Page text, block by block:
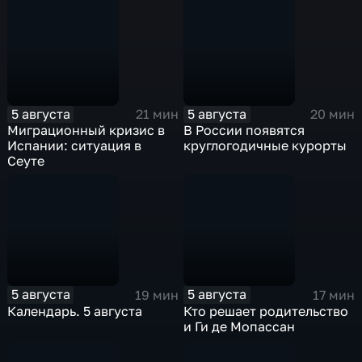
5 августа
21 мин
Миграционный кризис в
Испании: ситуация в
Сеуте
5 августа
20 мин
В России появятся
круглогодичные курорты
5 августа
19 мин
Календарь. 5 августа
5 августа
17 мин
Кто решает родительство
и Ги де Мопассан